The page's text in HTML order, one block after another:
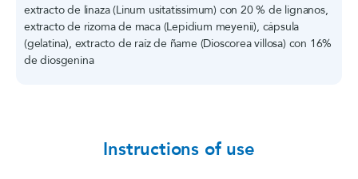
extracto de linaza (Linum usitatissimum) con 20 % de lignanos,
extracto de rizoma de maca (Lepidium meyenii), cápsula
(gelatina), extracto de raíz de ñame (Dioscorea villosa) con 16%
de diosgenina
Instructions of use